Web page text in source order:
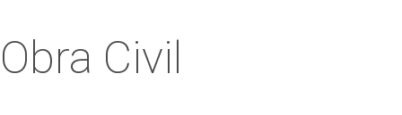
Obra Civil